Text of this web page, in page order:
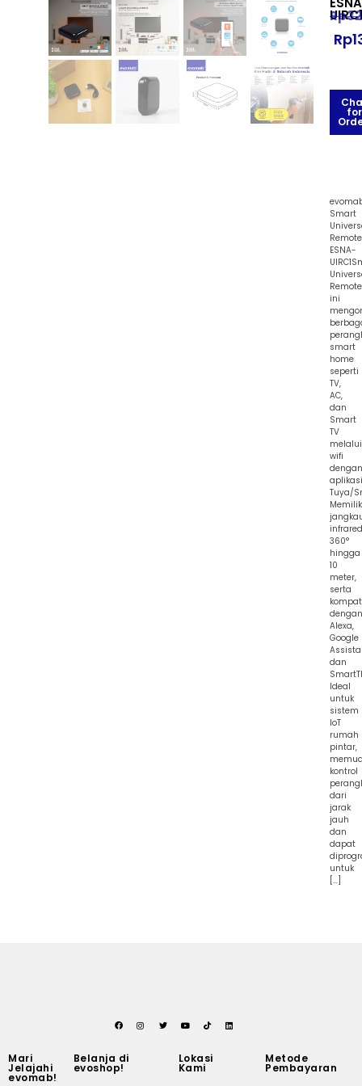
UIRC1
Rp
Rp
for
Smart
Remote
ESNA-
Remote
ini
smart
home
seperti
TV,
AC,
dan
Smart
TV
melalui
wifi
dengan
aplikasi
Tuya/
infrared
360°
hingga
10
meter,
serta
dengan
Alexa,
Google
dan
Ideal
untuk
sistem
IoT
rumah
pintar,
kontrol
dari
jarak
jauh
dan
dapat
untuk
[…]
Mari
Jelajahi
evomab!
Belanja di
evoshop!
Lokasi
Kami
Metode
Pembayaran